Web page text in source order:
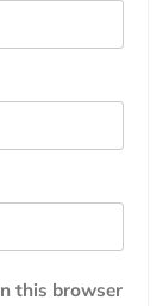
this browser